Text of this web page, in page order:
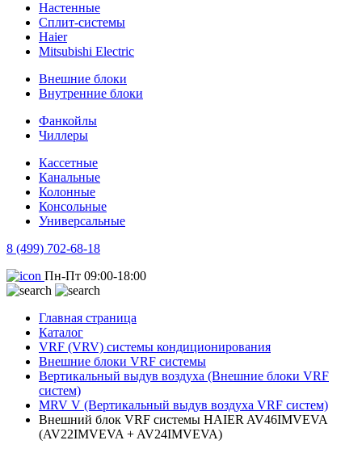
Настенные
Сплит-системы
Haier
Mitsubishi Electric
Внешние блоки
Внутренние блоки
Фанкойлы
Чиллеры
Кассетные
Канальные
Колонные
Консольные
Универсальные
8 (499) 702-68-18
Пн-Пт 09:00-18:00
Главная страница
Каталог
VRF (VRV) системы кондиционирования
Внешние блоки VRF системы
Вертикальный выдув воздуха (Внешние блоки VRF
систем)
MRV V (Вертикальный выдув воздуха VRF систем)
Внешний блок VRF системы HAIER AV46IMVEVA
(AV22IMVEVA + AV24IMVEVA)